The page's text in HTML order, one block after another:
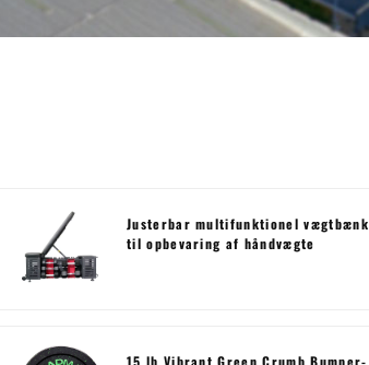
Justerbar multifunktionel vægtbænk
til opbevaring af håndvægte